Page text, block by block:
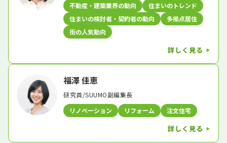
不動産・建築業界の動向
住まいのトレンド
住まいの検討者・契約者の動向
多拠点居住
街の人気動向
詳しく見る
福澤 佳恵
研究員/SUUMO副編集長
リノベーション
リフォーム 注文住宅
詳しく見る